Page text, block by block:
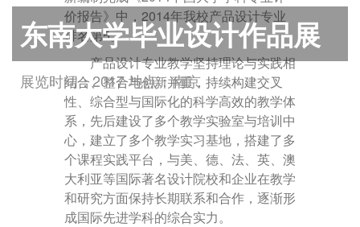
东南大学毕业设计作品展
展览时间：2017 地点：南京
价报告》中， 2014年我校产品设计专业
排名第5。
产品设计专业教学坚持理论与实践相
结合、整合与创新并重，持续构建交叉
性、综合型与国际化的科学高效的教学体
系，先后建设了多个教学实验室与培训中
心，建立了多个教学实习基地，搭建了多
个课程实践平台，与美、德、法、英、澳
大利亚等国际著名设计院校和企业在教学
和研究方面保持长期联系和合作，逐渐形
成国际先进学科的综合实力。